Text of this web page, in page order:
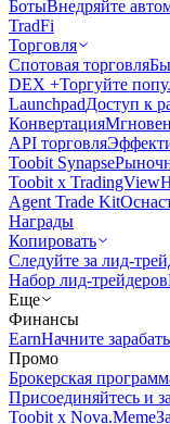
БотыВнедряйте
TradFi
Торговля
Спотовая торговля
DEX +Торгуйте
LaunchpadДоступ к
Конвертация
API торговля
Toobit Synapse
Toobit x TradingView
Agent Trade Kit
Награды
Копировать
Следуйте за лид-
Набор лид-трейдеров
Еще
Финансы
EarnНачните
Промо
Брокерская
Присоединяйтесь и
Toobit x Nova.Meme